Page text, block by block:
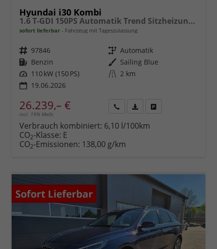
Hyundai i30 Kombi
1.6 T-GDI 150PS Automatik Trend Sitzheizung Lenkradheizung Klimaautomatik PDC v+h Rückf.Kamera Navi Apple CarPlay + Android Auto 16"LM
sofort lieferbar Fahrzeug mit Tageszulassung
Fahrzeugnr. 97846 Getriebe Automatik
Kraftstoff Benzin Außenfarbe Sailing Blue
Leistung 110 kW (150 PS) Kilometerstand 2 km
19.06.2026
26.239,– €
incl. 19% MwSt.
anfordern
Datei,
Verbrauch kombiniert: 6,10 l/100km
CO2-Klasse: E
CO2-Emissionen: 138,00 g/km